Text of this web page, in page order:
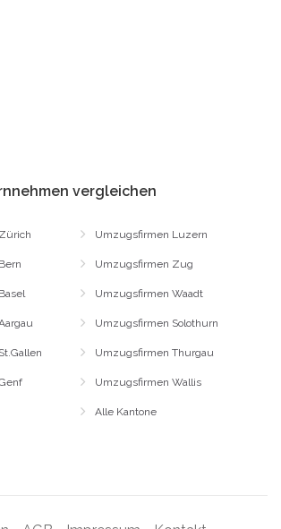
vergleichen
Umzugsfirmen Luzern
Umzugsfirmen Zug
Umzugsfirmen Waadt
Umzugsfirmen Solothurn
Umzugsfirmen Thurgau
Umzugsfirmen Wallis
Alle Kantone